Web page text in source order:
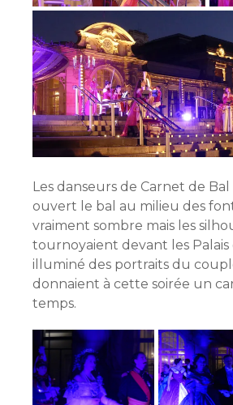
Les danseurs de Carnet de
ouvert le bal au milieu des
vraiment sombre mais les
tournoyaient devant les Palais
illuminé des portraits du
donnaient à cette soirée un
temps.